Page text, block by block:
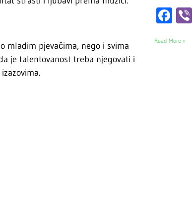
mladim pjevačima, nego i svima
je talentovanost treba njegovati i
Read More »